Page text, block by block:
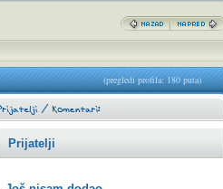
(pregledi profila: 180 puta)
Prijatelji